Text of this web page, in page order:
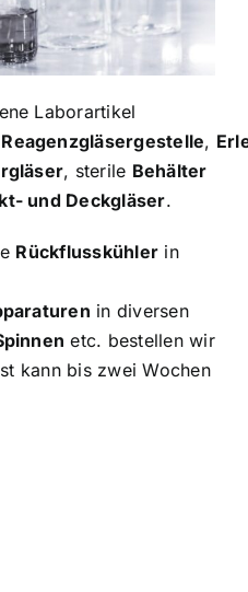
Laborartikel
Reagenzgläsergestelle,
, sterile Behälter
und Deckgläser.
Rückflusskühler in
in diversen
etc. bestellen wir
kann bis zwei Wochen